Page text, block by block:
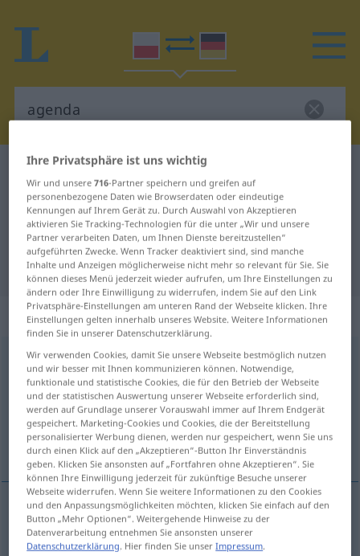
Polnisch-Deutsch Wörterbuch
Polnisch-Deutsch Übersetzung für
"agenda"
"agenda" Deutsch Übersetzung
„agenda“: rodzaj żeński
agendaf <-y>
Übersicht aller Übersetzungen
(Für mehr Details die Übersetzung anklicken/antippen)
Außenstelle, Filiale, Agenda
Außenstellef agenda
Ihre Privatsphäre ist uns wichtig
Wir und unsere716-Partner speichern und greifen auf
personenbezogene Daten wie Browserdaten oder eindeutige
Kennungen auf Ihrem Gerät zu. Durch Auswahl von Akzeptieren
aktivieren Sie Tracking-Technologien für die unter „Wir und unsere
Partner verarbeiten Daten, um Ihnen Dienste bereitzustellen“
aufgeführten Zwecke. Wenn Tracker deaktiviert sind, sind manche
Inhalte und Anzeigen möglicherweise nicht mehr so relevant für Sie. Sie
können dieses Menü jederzeit wieder aufrufen, um Ihre Einstellungen zu
ändern oder Ihre Einwilligung zu widerrufen, indem Sie auf den Link
Privatsphäre-Einstellungen am unteren Rand der Webseite klicken. Ihre
Einstellungen gelten innerhalb unseres Website. Weitere Informationen
finden Sie in unserer Datenschutzerklärung.
Wir verwenden Cookies, damit Sie unsere Webseite bestmöglich nutzen
und wir besser mit Ihnen kommunizieren können. Notwendige,
funktionale und statistische Cookies, die für den Betrieb der Webseite
und der statistischen Auswertung unserer Webseite erforderlich sind,
werden auf Grundlage unserer Vorauswahl immer auf Ihrem Endgerät
gespeichert. Marketing-Cookies und Cookies, die der Bereitstellung
personalisierter Werbung dienen, werden nur gespeichert, wenn Sie uns
durch einen Klick auf den „Akzeptieren“-Button Ihr Einverständnis
geben. Klicken Sie ansonsten auf „Fortfahren ohne Akzeptieren“. Sie
können Ihre Einwilligung jederzeit für zukünftige Besuche unserer
Webseite widerrufen. Wenn Sie weitere Informationen zu den Cookies
und den Anpassungsmöglichkeiten möchten, klicken Sie einfach auf den
Button „Mehr Optionen“. Weitergehende Hinweise zu der
Datenverarbeitung entnehmen Sie ansonsten unserer
Datenschutzerklärung. Hier finden Sie unserImpressum.